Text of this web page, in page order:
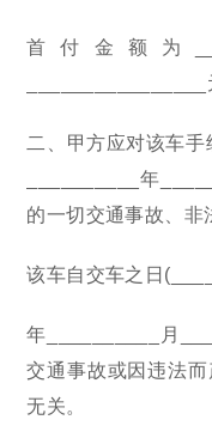
首付金额为
二、甲方应对该车
__________年
的一切交通事故、非
该车自交车之日
年__________月
交通事故或因违法
无关。